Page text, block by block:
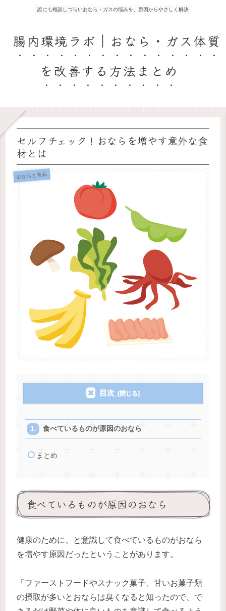
誰にも相談しづらいおなら・ガスの悩みを、原因からやさしく解決
腸内環境ラボ｜おなら・ガス体質
を改善する方法まとめ
セルフチェック！おならを増やす意外な食
材とは
おならと食品
目次
食べているものが原因のおなら
まとめ
食べているものが原因のおなら
健康のために、と意識して食べているものがおなら
を増やす原因だったということがあります。
「ファーストフードやスナック菓子、甘いお菓子類
の摂取が多いとおならは臭くなると知ったので、で